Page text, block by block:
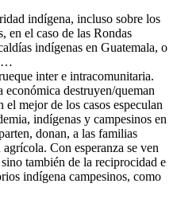
indígena, incluso sobre los
en el caso de las Rondas
indígenas en Guatemala, o
inter e intracomunitaria.
económica destruyen/queman
el mejor de los casos especulan
indígenas y campesinos en
donan, a las familias
Con esperanza se ven
también de la reciprocidad e
indígena campesinos, como